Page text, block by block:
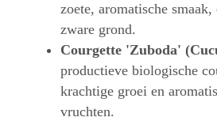
zoete, aromatische
zware grond.
Courgette 'Zuboda'
productieve biologische
krachtige groei en
vruchten.